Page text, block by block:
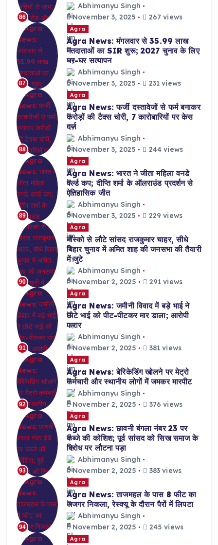
86
Abhimanyu Singh
November 3, 2025
267 views
87
Agra
Agra News: मंगलवार से 35.99 लाख
मतदाताओं का SIR शुरू; 2027 चुनाव के लिए
घर-घर सत्यापन
Abhimanyu Singh
November 3, 2025
231 views
88
Agra
Agra News: फर्जी दस्तावेजों से फर्म बनाकर
करोड़ों की टैक्स चोरी, 7 कारोबारियों पर केस
दर्ज
Abhimanyu Singh
November 3, 2025
244 views
89
Agra
Agra News: भारत ने जीता महिला वनडे
वर्ल्ड कप; दीप्ति शर्मा के ऑलराउंड प्रदर्शन से
ऐतिहासिक जीत
Abhimanyu Singh
November 3, 2025
229 views
90
Agra
मॉस्को से लौटे सांसद राजकुमार चाहर, सीधे
बिहार चुनाव में अमित शाह की जनसभा की तैयारी
में जुटे
Abhimanyu Singh
November 2, 2025
291 views
91
Agra
Agra News: जमीनी विवाद में बड़े भाई ने
छोटे भाई को पीट-पीटकर मार डाला; आरोपी
फरार
Abhimanyu Singh
November 2, 2025
381 views
92
Agra
Agra News: बेरिकेडिंग खोलने पर मेट्रो
कर्मचारी और स्थानीय लोगों में जमकर मारपीट
Abhimanyu Singh
November 2, 2025
376 views
93
Agra
Agra News: छावनी बंगला नंबर 23 पर
कब्जे की कोशिश; पूर्व सांसद को सिख समाज के
विरोध पर लौटना पड़ा
Abhimanyu Singh
November 2, 2025
383 views
94
Agra
Agra News: ताजमहल के पास 8 फीट का
अजगर निकला, रेस्क्यू के दौरान पैरों में लिपटा
Abhimanyu Singh
November 2, 2025
245 views
Agra